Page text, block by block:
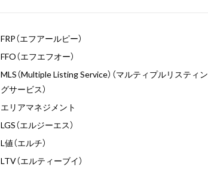
FRP（エフアールピー）
FFO（エフエフオー）
MLS（Multiple Listing Service）（マルティプルリスティン
グサービス）
エリアマネジメント
LGS（エルジーエス）
L値（エルチ）
LTV（エルティーブイ）